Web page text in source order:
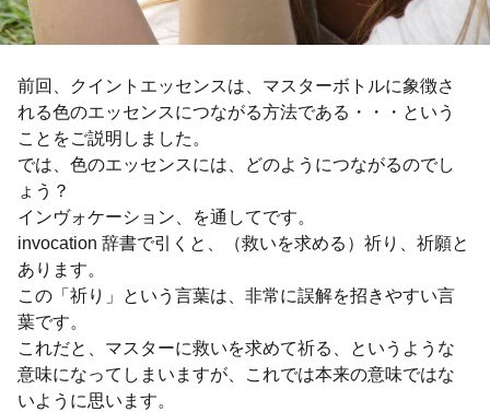
前回、クイントエッセンスは、マスターボトルに象徴さ
れる色のエッセンスにつながる方法である・・・という
ことをご説明しました。
では、色のエッセンスには、どのようにつながるのでし
ょう？
インヴォケーション、を通してです。
invocation 辞書で引くと、（救いを求める）祈り、祈願と
あります。
この「祈り」という言葉は、非常に誤解を招きやすい言
葉です。
これだと、マスターに救いを求めて祈る、というような
意味になってしまいますが、これでは本来の意味ではな
いように思います。